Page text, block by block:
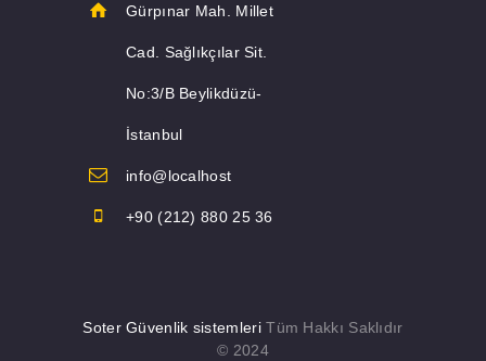
Gürpınar Mah. Millet
Cad. Sağlıkçılar Sit.
No:3/B Beylikdüzü-
İstanbul
info@localhost
+90 (212) 880 25 36
Soter Güvenlik sistemleriTüm Hakkı Saklıdır
© 2024